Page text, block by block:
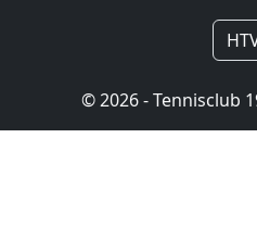
© 2026 - Tennisclub